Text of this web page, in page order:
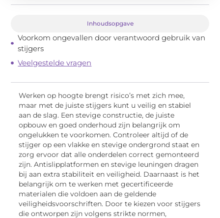
Inhoudsopgave
Voorkom ongevallen door verantwoord gebruik van
stijgers
Veelgestelde vragen
Werken op hoogte brengt risico’s met zich mee,
maar met de juiste stijgers kunt u veilig en stabiel
aan de slag. Een stevige constructie, de juiste
opbouw en goed onderhoud zijn belangrijk om
ongelukken te voorkomen. Controleer altijd of de
stijger op een vlakke en stevige ondergrond staat en
zorg ervoor dat alle onderdelen correct gemonteerd
zijn. Antislipplatformen en stevige leuningen dragen
bij aan extra stabiliteit en veiligheid. Daarnaast is het
belangrijk om te werken met gecertificeerde
materialen die voldoen aan de geldende
veiligheidsvoorschriften. Door te kiezen voor stijgers
die ontworpen zijn volgens strikte normen,